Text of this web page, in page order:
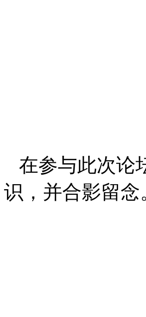
在参与此次论
识，并合影留念